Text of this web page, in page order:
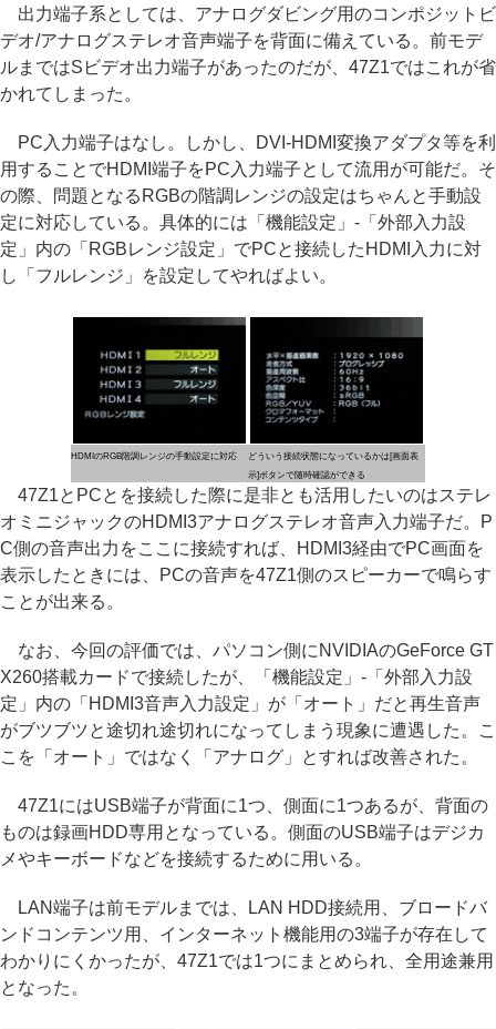
出力端子系としては、アナログダビング用のコンポジットビ
デオ/アナログステレオ音声端子を背面に備えている。前モデ
ルまではSビデオ出力端子があったのだが、47Z1ではこれが省
かれてしまった。
PC入力端子はなし。しかし、DVI-HDMI変換アダプタ等を利
用することでHDMI端子をPC入力端子として流用が可能だ。そ
の際、問題となるRGBの階調レンジの設定はちゃんと手動設
定に対応している。具体的には「機能設定」-「外部入力設
定」内の「RGBレンジ設定」でPCと接続したHDMI入力に対
し「フルレンジ」を設定してやればよい。
HDMIのRGB階調レンジの手動設定に対応
どういう接続状態になっているかは[画面表
示]ボタンで随時確認ができる
47Z1とPCとを接続した際に是非とも活用したいのはステレ
オミニジャックのHDMI3アナログステレオ音声入力端子だ。P
C側の音声出力をここに接続すれば、HDMI3経由でPC画面を
表示したときには、PCの音声を47Z1側のスピーカーで鳴らす
ことが出来る。
なお、今回の評価では、パソコン側にNVIDIAのGeForce GT
X260搭載カードで接続したが、「機能設定」-「外部入力設
定」内の「HDMI3音声入力設定」が「オート」だと再生音声
がブツブツと途切れ途切れになってしまう現象に遭遇した。こ
こを「オート」ではなく「アナログ」とすれば改善された。
47Z1にはUSB端子が背面に1つ、側面に1つあるが、背面の
ものは録画HDD専用となっている。側面のUSB端子はデジカ
メやキーボードなどを接続するために用いる。
LAN端子は前モデルまでは、LAN HDD接続用、ブロードバ
ンドコンテンツ用、インターネット機能用の3端子が存在して
わかりにくかったが、47Z1では1つにまとめられ、全用途兼用
となった。